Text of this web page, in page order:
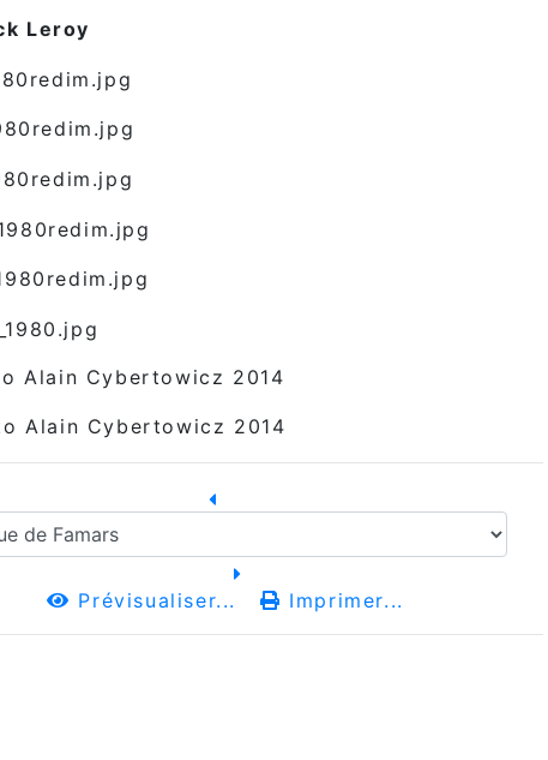
Leroy
Alain Cybertowicz 2014
Alain Cybertowicz 2014
Prévisualiser... Imprimer...